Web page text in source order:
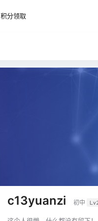
积分领取
c13yuanzi 初中